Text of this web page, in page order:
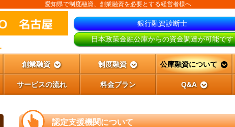
愛知県で制度融資、創業融資を必要とする経営者様へ
銀行融資診断士
日本政策金融公庫からの資金調達が可能です
創業融資 制度融資 公庫融資について
サービスの流れ 料金プラン Q&A
認定支援機関について